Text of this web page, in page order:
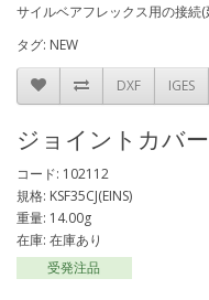
サイルベアフレックス用の接続(
タグ: NEW
DXF IGES
ジョイントカバー
コード: 102112
規格: KSF35CJ(EINS)
重量: 14.00g
在庫: 在庫あり
受発注品